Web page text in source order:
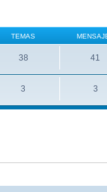
TEMAS
38 41
3 3